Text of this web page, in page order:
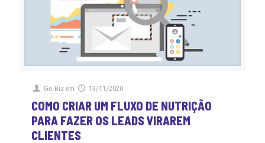
Go Biz em 13/11/2020
COMO CRIAR UM FLUXO DE NUTRIÇÃO
PARA FAZER OS LEADS VIRAREM
CLIENTES